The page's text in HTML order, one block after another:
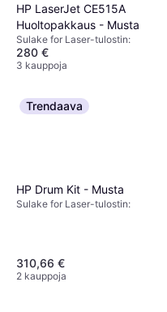
HP LaserJet CE515A
Huoltopakkaus - Musta
Sulake for Laser-tulostin:
280 €
3 kauppoja
Trendaava
HP Drum Kit - Musta
Sulake for Laser-tulostin:
310,66 €
2 kauppoja